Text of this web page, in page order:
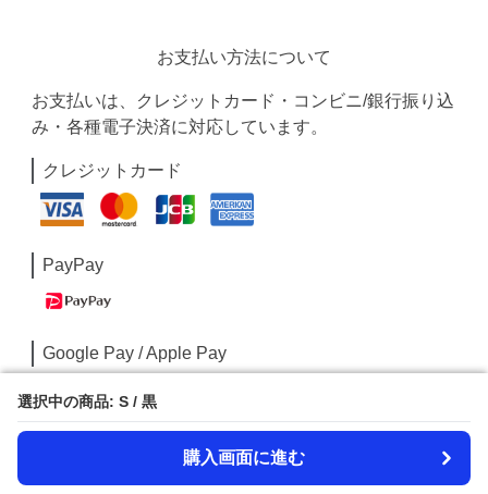
選択中の商品: S / 黒
購入画面に進む
選択中の商品: S / 黒
購入画面に進む
お支払い方法について
お支払いは、クレジットカード・コンビニ/銀行振り込
み・各種電子決済に対応しています。
クレジットカード
PayPay
Google Pay / Apple Pay